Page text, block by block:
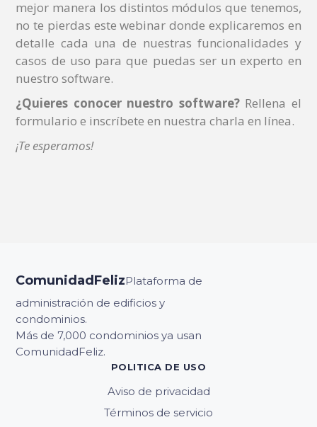
mejor manera los distintos módulos que tenemos,
no te pierdas este webinar donde explicaremos en
detalle cada una de nuestras funcionalidades y
casos de uso para que puedas ser un experto en
nuestro software.
¿Quieres conocer nuestro software?Rellena el
formulario e inscríbete en nuestra charla en línea.
¡Te esperamos!
ComunidadFelizPlataforma de
administración de edificios y
condominios.
Más de 7,000 condominios ya usan
ComunidadFeliz.
POLITICA DE USO
Aviso de privacidad
Términos de servicio